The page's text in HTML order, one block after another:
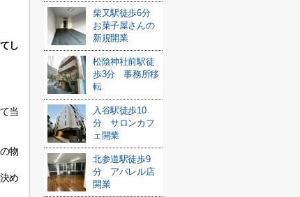
し
当
物
め
柴又駅徒歩6分
お菓子屋さんの
新規開業
松陰神社前駅徒
歩3分 事務所移
転
入谷駅徒歩10
分 サロンカフ
ェ開業
北参道駅徒歩9
分 アパレル店
開業